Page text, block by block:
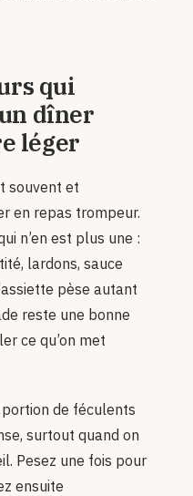
qui
dîner
léger
souvent et
en repas trompeur.
n’en est plus une :
lardons, sauce
pèse autant
reste une bonne
ce qu’on met
portion de féculents
surtout quand on
Pesez une fois pour
ensuite